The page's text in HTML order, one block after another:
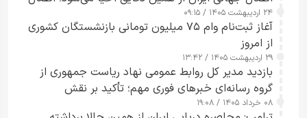
کامل مردم تا ۲۴ ساعت آینده
۲۴ اردیبهشت ۱۴۰۵ / ۰۹:۱۵
آغاز ثبت‌نام وام ۷۵ میلیون تومانی بازنشستگان کشوری
از امروز
۲۹ اردیبهشت ۱۴۰۵ / ۱۳:۴۲
بازدید مدیر کل روابط عمومی نهاد ریاست جمهوری از
گروه رسانه‌ای خبرهای فوری مهم؛ تأکید بر نقش
رسانه‌های هوشمند و مسئول در ارتقای آگاهی عمومی
۰۸ خرداد ۱۴۰۵ / ۱۹:۰۸